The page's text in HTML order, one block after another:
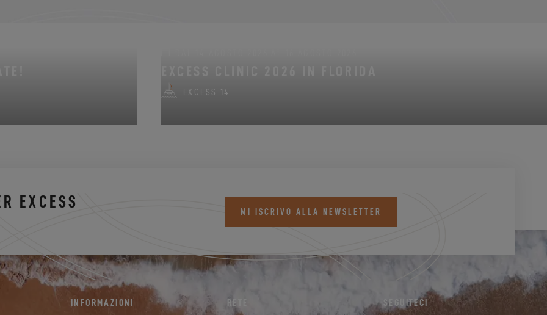
EXCESS 14
EXCESS
MI ISCRIVO ALLA NEWSLETTER
INFORMAZIONI RETE SEGUITECI